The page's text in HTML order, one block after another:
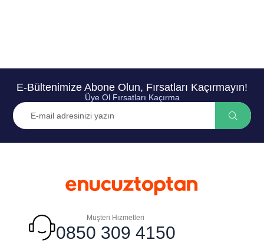
E-Bültenimize Abone Olun, Fırsatları Kaçırmayın!
Üye Ol Fırsatları Kaçırma
Müşteri Hizmetleri
0850 309 4150